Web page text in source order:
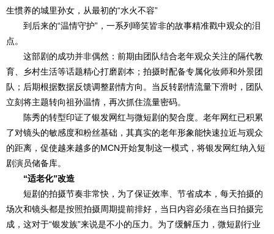
生惯养的城里孙女，从最初的“水火不容”
到后来的“温情守护”，一系列啼笑皆非的故事精准戳中观众的泪
点。
这部剧的成功并非偶然：前期由团队结合老年观众关注的隔代教
育、乡村生活等话题精心打磨剧本；拍摄时配备专属化妆师和外景团
队；后期根据数据反馈调整剧情方向。当反转剧情流量下滑时，团队
立刻将主题转向祖孙温情，再次抓住流量密码。
陈秀的转型印证了银发网红与微短剧的契合度。老年网红已积累
了对镜头的敏感度和粉丝基础，其真实的老年形象能快速拉近与观众
的距离，促使越来越多的MCN开始复制这一模式，将银发网红纳入短
剧演员储备库。
“适老化”改造
短剧的拍摄节奏非常快，为了保证效率、节省成本，每天拍摄的
场次和镜头都是按照拍摄周期提前排好，当日内容必须在当日拍摄完
成，这对于“银发族”来说是不小的压力。为了缓解压力，微短剧行业